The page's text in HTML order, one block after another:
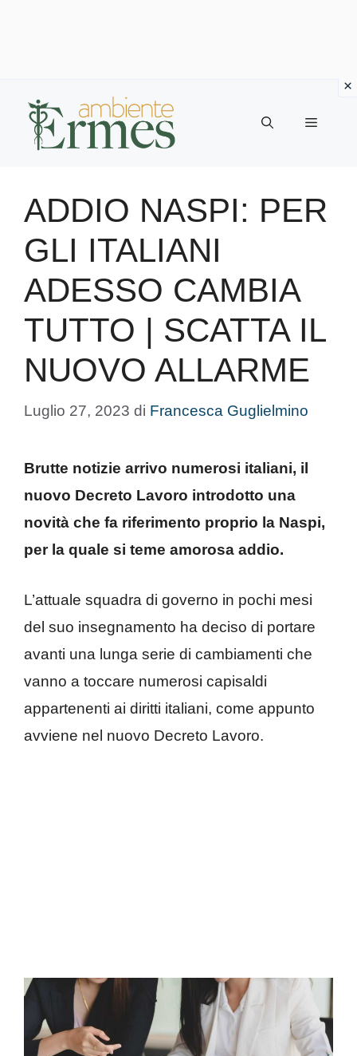
contenuto
Menu
ADDIO NASPI: PER
GLI ITALIANI
ADESSO CAMBIA
TUTTO | SCATTA IL
NUOVO ALLARME
Luglio 27, 2023 di Francesca Guglielmino
Brutte notizie arrivo numerosi italiani, il
nuovo Decreto Lavoro introdotto una
novità che fa riferimento proprio la Naspi,
per la quale si teme amorosa addio.
L’attuale squadra di governo in pochi mesi
del suo insegnamento ha deciso di portare
avanti una lunga serie di cambiamenti che
vanno a toccare numerosi capisaldi
appartenenti ai diritti italiani, come appunto
avviene nel nuovo Decreto Lavoro.